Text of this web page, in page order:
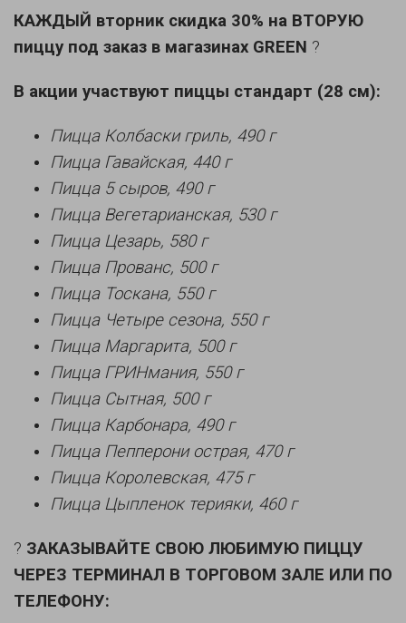
КАЖДЫЙ вторник скидка 30% на ВТОРУЮ
пиццу под заказ в магазинах GREEN ?
В акции участвуют пиццы стандарт (28 см):
Пицца Колбаски гриль, 490 г
Пицца Гавайская, 440 г
Пицца 5 сыров, 490 г
Пицца Вегетарианская, 530 г
Пицца Цезарь, 580 г
Пицца Прованс, 500 г
Пицца Тоскана, 550 г
Пицца Четыре сезона, 550 г
Пицца Маргарита, 500 г
Пицца ГРИНмания, 550 г
Пицца Сытная, 500 г
Пицца Карбонара, 490 г
Пицца Пепперони острая, 470 г
Пицца Королевская, 475 г
Пицца Цыпленок терияки, 460 г
? ЗАКАЗЫВАЙТЕ СВОЮ ЛЮБИМУЮ ПИЦЦУ
ЧЕРЕЗ ТЕРМИНАЛ В ТОРГОВОМ ЗАЛЕ ИЛИ ПО
ТЕЛЕФОНУ: